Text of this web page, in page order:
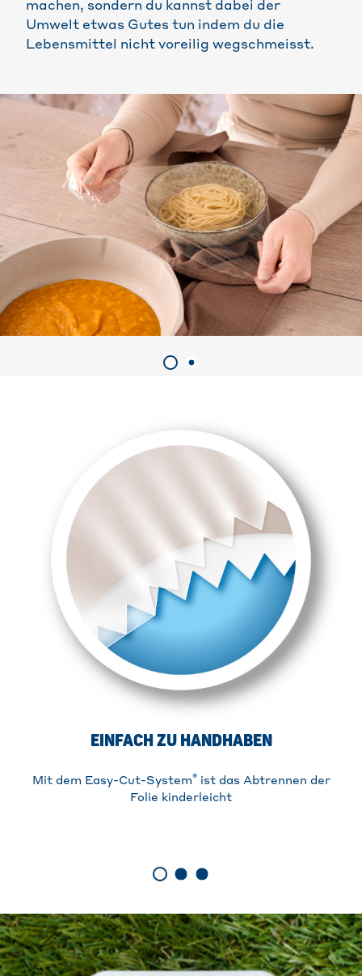
machen, sondern du kannst dabei der
Umwelt etwas Gutes tun indem du die
Lebensmittel nicht voreilig wegschmeisst.
EINFACH ZU HANDHABEN
Mit dem Easy-Cut-System® ist das Abtrennen der
Folie kinderleicht